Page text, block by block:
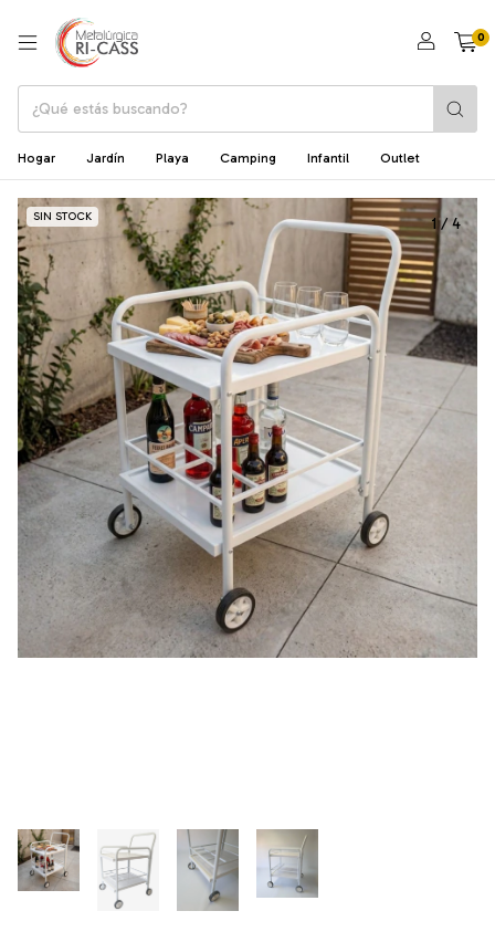
0
Hogar Jardín Playa Camping Infantil Outlet
SIN STOCK 1/4